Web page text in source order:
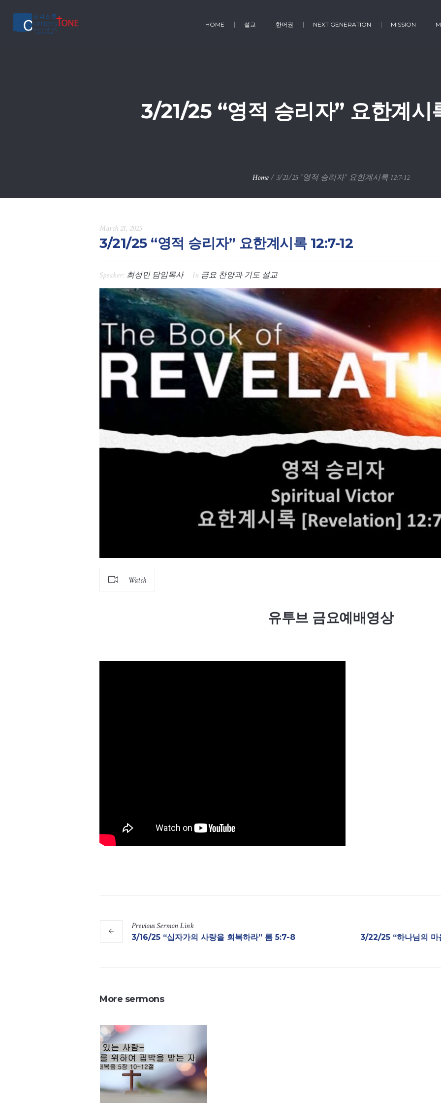
HOME 설교 한어권 NEXT GENERATION MISSION
3/21/25 “영적 승리자” 요한계시
Home / 3/21/25 “영적 승리자” 요한계시록 12:7-12
March 21, 2025
3/21/25 “영적 승리자” 요한계시록 12:7-12
Speaker: 최성민 담임목사 In 금요 찬양과 기도 설교
Watch
유투브 금요예배영상
PreviousSermonLink
3/16/25 “십자가의 사랑을 회복하라” 롬 5:7-8 3/22/25 “하나님의
More sermons